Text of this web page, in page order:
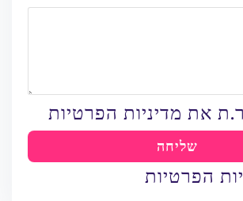
את מדיניות הפרטיות
שליחה
הפרטיות